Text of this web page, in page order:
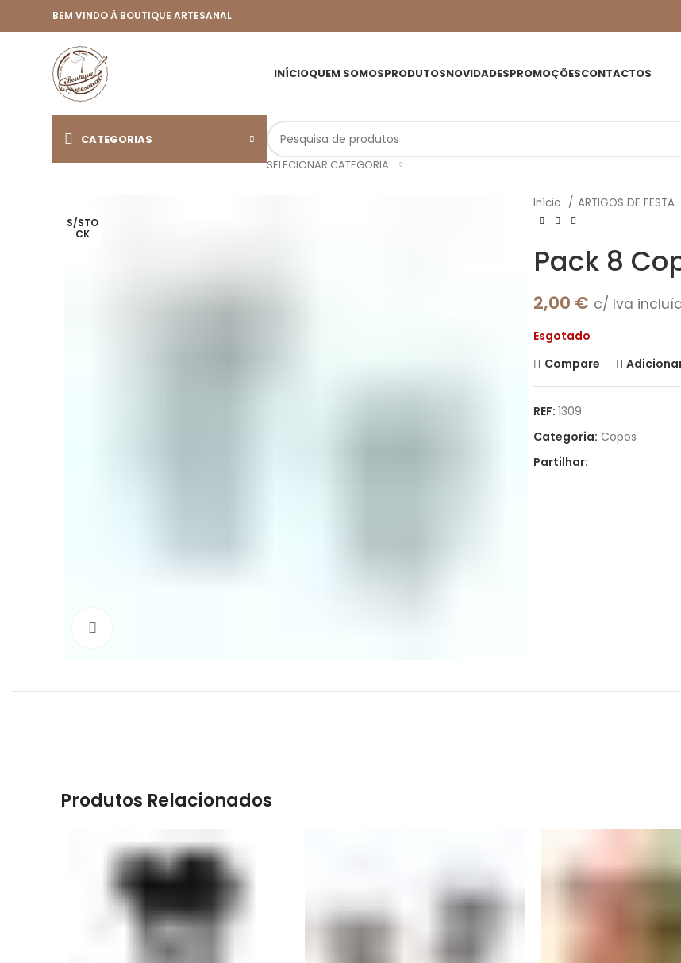
BEM VINDO À BOUTIQUE ARTESANAL
INÍCIOQUEM SOMOSPRODUTOSNOVIDADESPROMOÇÕESCONTACTOS
CATEGORIAS
SELECIONAR CATEGORIA
S/STO
CK
Início ARTIGOS DE FESTA
Pack 8
2,00 € c/ Iva
Esgotado
Compare
REF: 1309
Categoria: Copos
Partilhar:
Produtos Relacionados